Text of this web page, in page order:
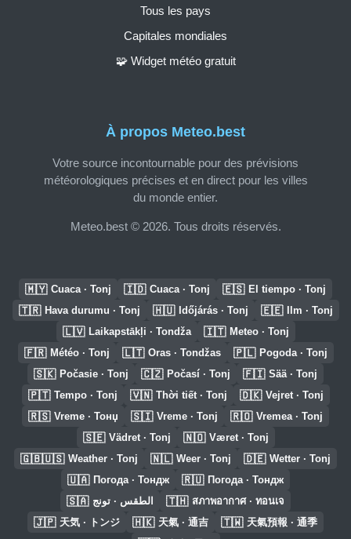
À propos Meteo.best
Votre source incontournable pour des prévisions
météorologiques précises et en direct pour les villes
du monde entier.
Meteo.best © 2026. Tous droits réservés.
Tous les pays
Capitales mondiales
🧩 Widget météo gratuit
🇲🇾 Cuaca · Tonj 🇮🇩 Cuaca · Tonj 🇪🇸 El tiempo · Tonj
🇹🇷 Hava durumu · Tonj 🇭🇺 Időjárás · Tonj 🇪🇪 Ilm · Tonj
🇱🇻 Laikapstākļi · Tondža 🇮🇹 Meteo · Tonj
🇫🇷 Météo · Tonj 🇱🇹 Oras · Tondžas 🇵🇱 Pogoda · Tonj
🇸🇰 Počasie · Tonj 🇨🇿 Počasí · Tonj 🇫🇮 Sää · Tonj
🇵🇹 Tempo · Tonj 🇻🇳 Thời tiết · Tonj 🇩🇰 Vejret · Tonj
🇷🇸 Vreme · Тонџ 🇸🇮 Vreme · Tonj 🇷🇴 Vremea · Tonj
🇸🇪 Vädret · Tonj 🇳🇴 Været · Tonj
🇬🇧🇺🇸 Weather · Tonj 🇳🇱 Weer · Tonj 🇩🇪 Wetter · Tonj
🇺🇦 Погода · Тондж 🇷🇺 Погода · Тондж
🇸🇦 الطقس · تونج 🇹🇭 สภาพอากาศ · ทอนเจ
🇯🇵 天気 · トンジ 🇭🇰 天氣 · 通吉 🇹🇼 天氣預報 · 通季